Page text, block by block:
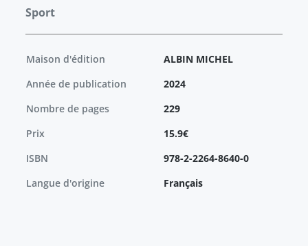
Sport
Maison d'édition
ALBIN MICHEL
Année de publication
2024
Nombre de pages
229
Prix
15.9€
ISBN
978-2-2264-8640-0
Langue d'origine
Français